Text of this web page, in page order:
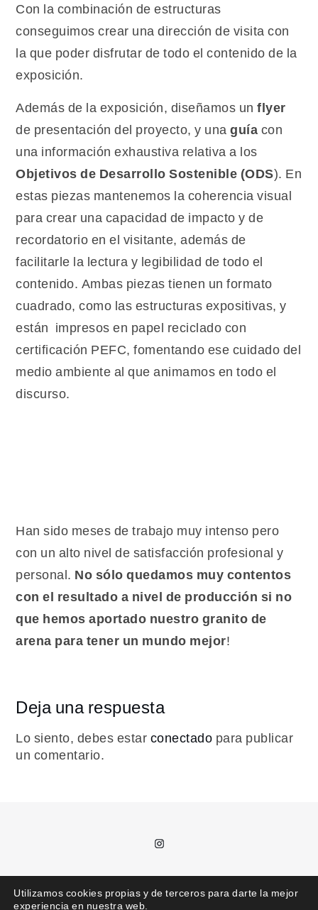
Con la combinación de estructuras
conseguimos crear una dirección de visita con
la que poder disfrutar de todo el contenido de la
exposición.
Además de la exposición, diseñamos unflyer
de presentación del proyecto, y unaguía con
una información exhaustiva relativa a los
Objetivos de Desarrollo Sostenible (ODS). En
estas piezas mantenemos la coherencia visual
para crear una capacidad de impacto y de
recordatorio en el visitante, además de
facilitarle la lectura y legibilidad de todo el
contenido. Ambas piezas tienen un formato
cuadrado, como las estructuras expositivas, y
están impresos en papel reciclado con
certificación PEFC, fomentando ese cuidado del
medio ambiente al que animamos en todo el
discurso.
Han sido meses de trabajo muy intenso pero
con un alto nivel de satisfacción profesional y
personal. No sólo quedamos muy contentos
con el resultado a nivel de producción si no
que hemos aportado nuestro granito de
arena para tener un mundo mejor!
Deja una respuesta
Lo siento, debes estar conectado para publicar
un comentario.
Instagram
Utilizamos cookies propias y de terceros para darte la mejor
experiencia en nuestra web.